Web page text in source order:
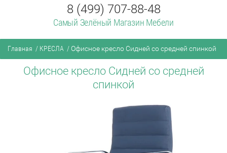
8 (499) 707-88-48
Самый Зелёный Магазин Мебели
Главная / КРЕСЛА /Офисное кресло Сидней со средней спинкой
Офисное кресло Сидней со средней
спинкой